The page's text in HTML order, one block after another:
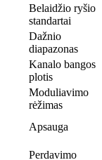
Belaidžio ryšio
standartai
Dažnio
diapazonas
Kanalo bangos
plotis
Moduliavimo
rėžimas
Apsauga
Perdavimo